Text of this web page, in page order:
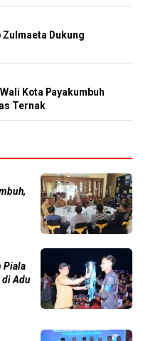
Zulmaeta Dukung
Kota Payakumbuh
Ternak
Piala
di Adu